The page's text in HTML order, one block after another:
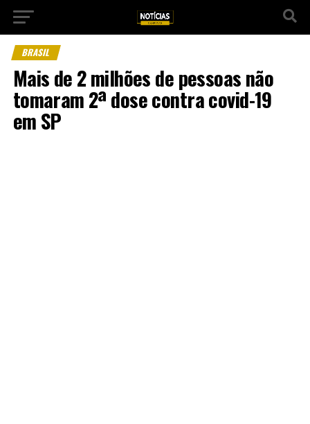
BRASIL
Mais de 2 milhões de pessoas não
tomaram 2ª dose contra covid-19
em SP